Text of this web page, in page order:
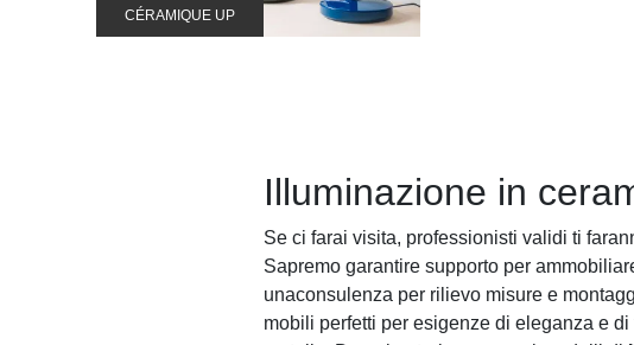
CÉRAMIQUE UP
Illuminazione in
Se ci farai visita, professionisti validi ti
Sapremo garantire supporto per
unaconsulenza per rilievo misure e
mobili perfetti per esigenze di eleganza e